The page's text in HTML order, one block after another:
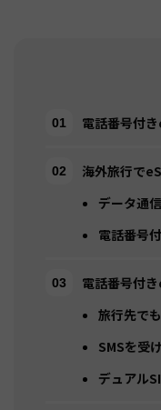
電話番号付
海外旅行で
データ通
電話番号
電話番号付
旅行先で
SMSを受
デュアル